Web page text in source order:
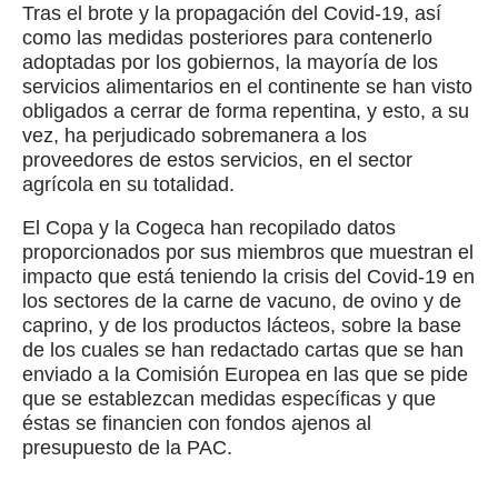
Tras el brote y la propagación del Covid-19, así
como las medidas posteriores para contenerlo
adoptadas por los gobiernos, la mayoría de los
servicios alimentarios en el continente se han visto
obligados a cerrar de forma repentina, y esto, a su
vez, ha perjudicado sobremanera a los
proveedores de estos servicios, en el sector
agrícola en su totalidad.
El Copa y la Cogeca han recopilado datos
proporcionados por sus miembros que muestran el
impacto que está teniendo la crisis del Covid-19 en
los sectores de la carne de vacuno, de ovino y de
caprino, y de los productos lácteos, sobre la base
de los cuales se han redactado cartas que se han
enviado a la Comisión Europea en las que se pide
que se establezcan medidas específicas y que
éstas se financien con fondos ajenos al
presupuesto de la PAC.